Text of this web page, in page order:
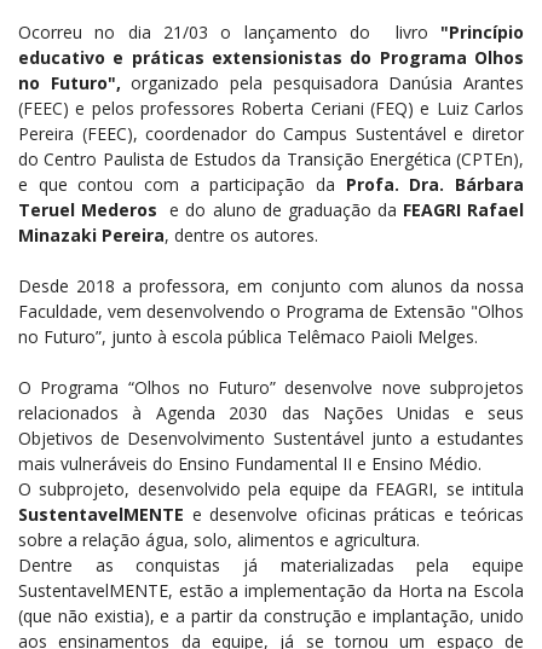
Ocorreu no dia 21/03 o lançamento do livro "Princípio
educativo e práticas extensionistas do Programa Olhos
no Futuro", organizado pela pesquisadora Danúsia Arantes
(FEEC) e pelos professores Roberta Ceriani (FEQ) e Luiz Carlos
Pereira (FEEC), coordenador do Campus Sustentável e diretor
do Centro Paulista de Estudos da Transição Energética (CPTEn),
e que contou com a participação da Profa. Dra. Bárbara
Teruel Mederos e do aluno de graduação da FEAGRI Rafael
Minazaki Pereira, dentre os autores.
Desde 2018 a professora, em conjunto com alunos da nossa
Faculdade, vem desenvolvendo o Programa de Extensão "Olhos
no Futuro”, junto à escola pública Telêmaco Paioli Melges.
O Programa “Olhos no Futuro” desenvolve nove subprojetos
relacionados à Agenda 2030 das Nações Unidas e seus
Objetivos de Desenvolvimento Sustentável junto a estudantes
mais vulneráveis do Ensino Fundamental II e Ensino Médio.
O subprojeto, desenvolvido pela equipe da FEAGRI, se intitula
SustentavelMENTE e desenvolve oficinas práticas e teóricas
sobre a relação água, solo, alimentos e agricultura.
Dentre as conquistas já materializadas pela equipe
SustentavelMENTE, estão a implementação da Horta na Escola
(que não existia), e a partir da construção e implantação, unido
aos ensinamentos da equipe, já se tornou um espaço de